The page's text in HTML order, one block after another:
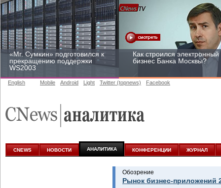
«Mr. Сумкин» подготовился к
прекращению поддержки
WS2003
Как строился электронный
бизнес Банка Москвы?
к аналитике
участвовать
English Mobile Android Light Twitter (topnews) Facebook
CNEWS НОВОСТИ АНАЛИТИКА КОНФЕРЕНЦИИ ЖУРНАЛ
Обозрение
Рынок бизнес-приложений